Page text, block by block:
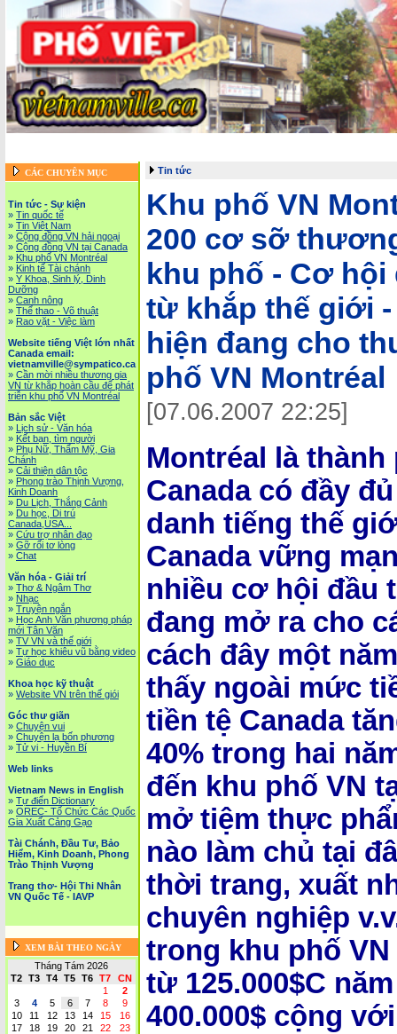
CÁC CHUYÊN MỤC
Tin tức - Sự kiện
» Tin quốc tế
» Tin Việt Nam
» Cộng đồng VN hải ngoại
» Cộng đồng VN tại Canada
» Khu phố VN Montréal
» Kinh tế Tài chánh
» Y Khoa, Sinh lý, Dinh
Dưỡng
» Canh nông
» Thể thao - Võ thuật
» Rao vặt - Việc làm
Website tiếng Việt lớn nhất
Canada email:
vietnamville@sympatico.ca
» Cần mời nhiều thương gia
VN từ khắp hoàn cầu để phát
triễn khu phố VN Montréal
Bản sắc Việt
» Lịch sử - Văn hóa
» Kết bạn, tìm người
» Phụ Nữ, Thẩm Mỹ, Gia
Chánh
» Cải thiện dân tộc
» Phong trào Thịnh Vượng,
Kinh Doanh
» Du Lịch, Thắng Cảnh
» Du học, Di trú
Canada,USA...
» Cứu trợ nhân đạo
» Gỡ rối tơ lòng
» Chat
Văn hóa - Giải trí
» Thơ & Ngâm Thơ
» Nhạc
» Truyện ngắn
» Học Anh Văn phương pháp
mới Tân Văn
» TV VN và thế giới
» Tự học khiêu vũ bằng video
» Giáo dục
Khoa học kỹ thuật
» Website VN trên thế giói
Góc thư giãn
» Chuyện vui
» Chuyện lạ bốn phương
» Tử vi - Huyền Bí
Web links
Vietnam News in English
» Tự điển Dictionary
» OREC- Tố Chức Các Quốc
Gia Xuất Cảng Gạo
Tài Chánh, Đầu Tư, Bảo
Hiểm, Kinh Doanh, Phong
Trào Thịnh Vượng
Trang thơ- Hội Thi Nhân
VN Quốc Tế - IAVP
XEM BÀI THEO NGÀY
Tháng Tám 2026
T2
T3 T4 T5 T6 T7
CN
1
2
3
4 5 6 7 8
9
10
11 12 13 14 15
16
17
18 19 20 21 22
23
Tin tức
Khu phố VN
200 cơ sỡ
khu phố - Cơ
từ khắp thế giới
hiện đang cho
phố VN Montréal
[07.06.2007 22:25]
Montréal là
Canada có đầy
danh tiếng thế
Canada vững
nhiều cơ hội đầu
đang mở ra cho
cách đây một
thấy ngoài mức
tiền tệ Canada
40% trong hai
đến khu phố VN
mở tiệm thực
nào làm chủ tại
thời trang, xuất
chuyên nghiệp
trong khu phố
từ 125.000$C
400.000$ cộng